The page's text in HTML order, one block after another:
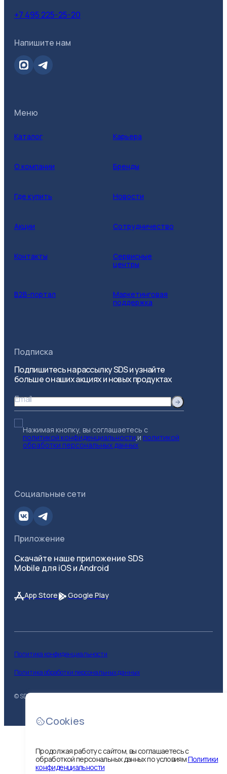
+7 495 225-25-20
Напишите нам
Меню
Каталог Карьера
О компании Бренды
Где купить Новости
Акции Сотрудничество
Контакты
Сервисные
центры
B2B-портал
Маркетинговая
поддержка
Подписка
Подпишитесь на рассылку SDS и узнайте
больше о наших акциях и новых продуктах
Email
Нажимая кнопку, вы соглашаетесь с
политикой конфиденциальности и политикой
обработки персональных данных
Социальные сети
Приложение
Скачайте наше приложение SDS
Mobile для iOS и Android
App Store Google Play
© SDS
Политика конфиденциальности
Политика обработки персональных данных
Cookies
Продолжая работу с сайтом, вы соглашаетесь с
обработкой персональных данных по условиямПолитики
конфиденциальности